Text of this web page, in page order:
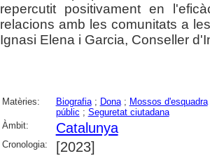
repercutit positivament en
relacions amb les comunitats a
Ignasi Elena i Garcia, Conseller
Matèries: Biografia; Dona; Mossos d'esquadra
públic ; Seguretat ciutadana
Àmbit:
Catalunya
Cronologia: [2023]